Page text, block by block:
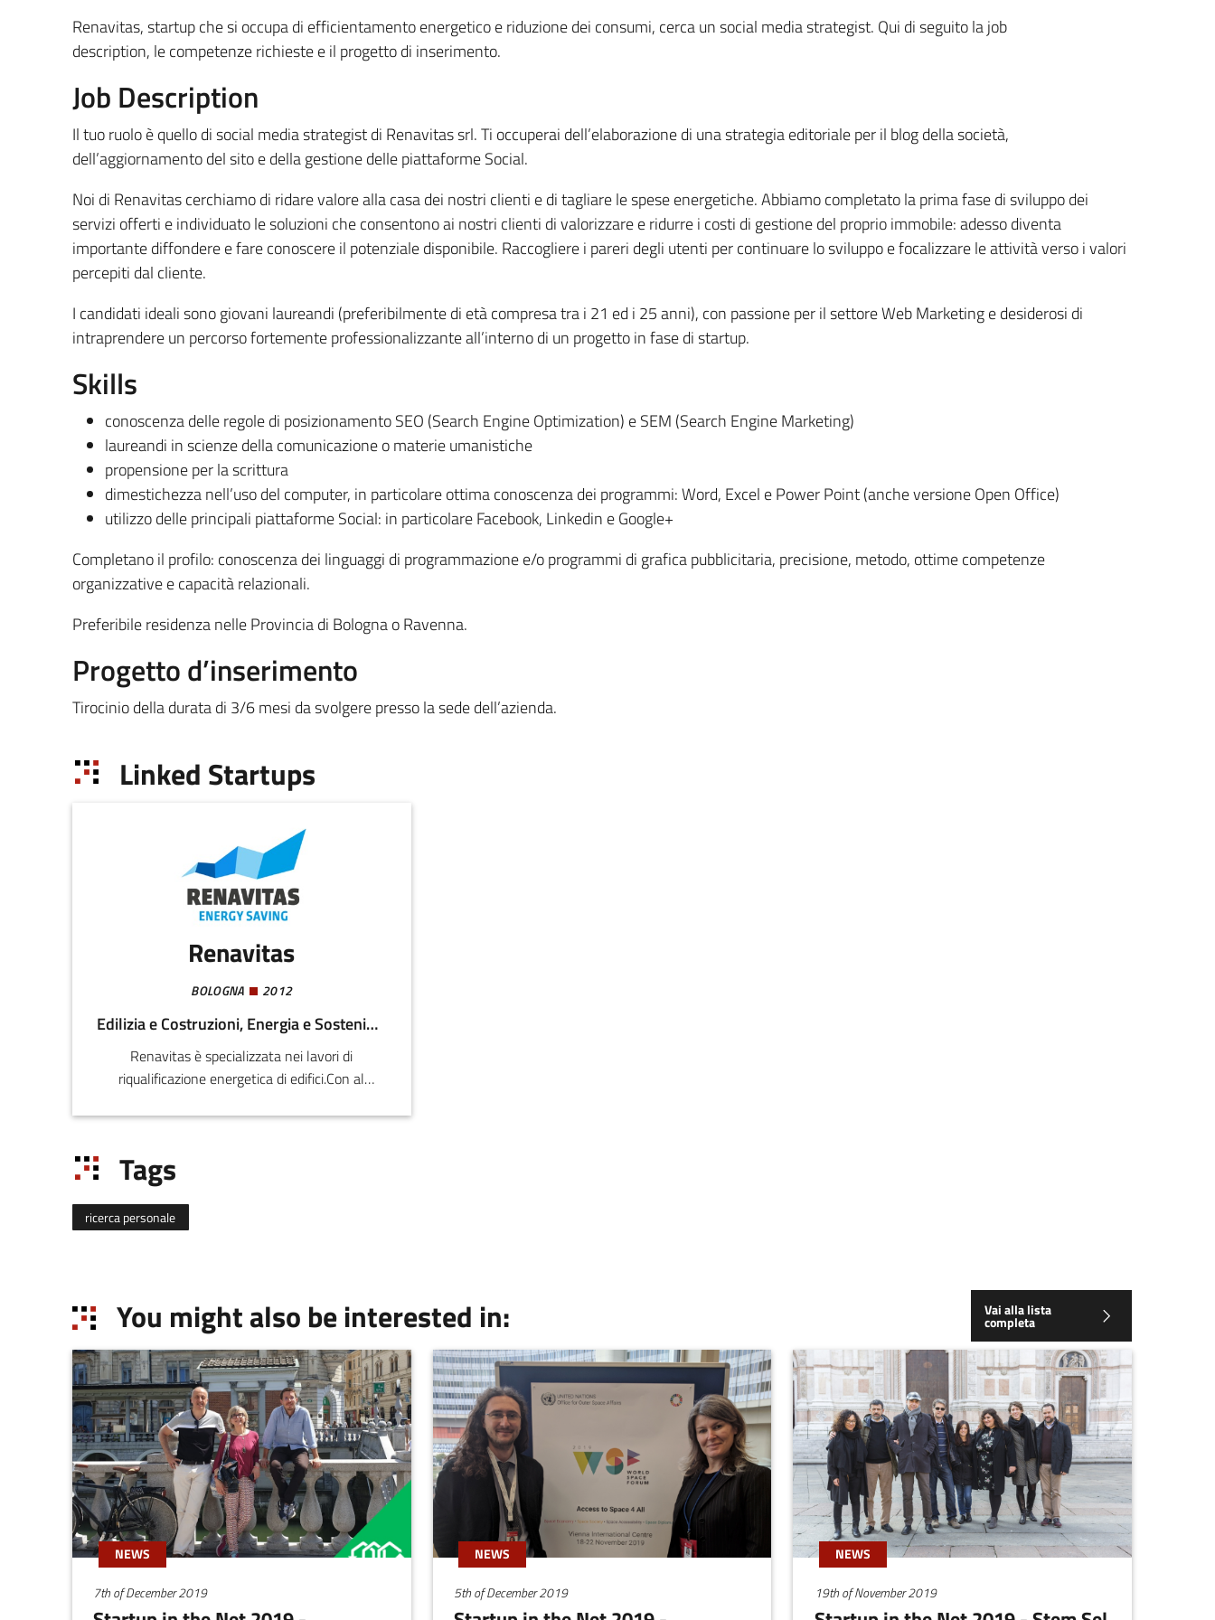
Renavitas, startup che si occupa di efficientamento energetico e riduzione dei consumi, cerca un social media strategist. Qui di seguito la job
description, le competenze richieste e il progetto di inserimento.
Job Description
Il tuo ruolo è quello di social media strategist di Renavitas srl. Ti occuperai dell’elaborazione di una strategia editoriale per il blog della società,
dell’aggiornamento del sito e della gestione delle piattaforme Social.
Noi di Renavitas cerchiamo di ridare valore alla casa dei nostri clienti e di tagliare le spese energetiche. Abbiamo completato la prima fase di sviluppo dei
servizi offerti e individuato le soluzioni che consentono ai nostri clienti di valorizzare e ridurre i costi di gestione del proprio immobile: adesso diventa
importante diffondere e fare conoscere il potenziale disponibile. Raccogliere i pareri degli utenti per continuare lo sviluppo e focalizzare le attività verso i valori
percepiti dal cliente.
I candidati ideali sono giovani laureandi (preferibilmente di età compresa tra i 21 ed i 25 anni), con passione per il settore Web Marketing e desiderosi di
intraprendere un percorso fortemente professionalizzante all’interno di un progetto in fase di startup.
Skills
conoscenza delle regole di posizionamento SEO (Search Engine Optimization) e SEM (Search Engine Marketing)
laureandi in scienze della comunicazione o materie umanistiche
propensione per la scrittura
dimestichezza nell’uso del computer, in particolare ottima conoscenza dei programmi: Word, Excel e Power Point (anche versione Open Office)
utilizzo delle principali piattaforme Social: in particolare Facebook, Linkedin e Google+
Completano il profilo: conoscenza dei linguaggi di programmazione e/o programmi di grafica pubblicitaria, precisione, metodo, ottime competenze
organizzative e capacità relazionali.
Preferibile residenza nelle Provincia di Bologna o Ravenna.
Progetto d’inserimento
Tirocinio della durata di 3/6 mesi da svolgere presso la sede dell’azienda.
Linked Startups
Renavitas
BOLOGNA 2012
Edilizia e Costruzioni, Energia e Sostenibilità
Renavitas è specializzata nei lavori di
riqualificazione energetica di edifici.Con al
realizzare dal progetto ai lavori, opera come
Tags
ricerca personale
You might also be interested in: Vai alla lista
completa
NEWS
7th of December 2019
NEWS
5th of December 2019
NEWS
19th of November 2019